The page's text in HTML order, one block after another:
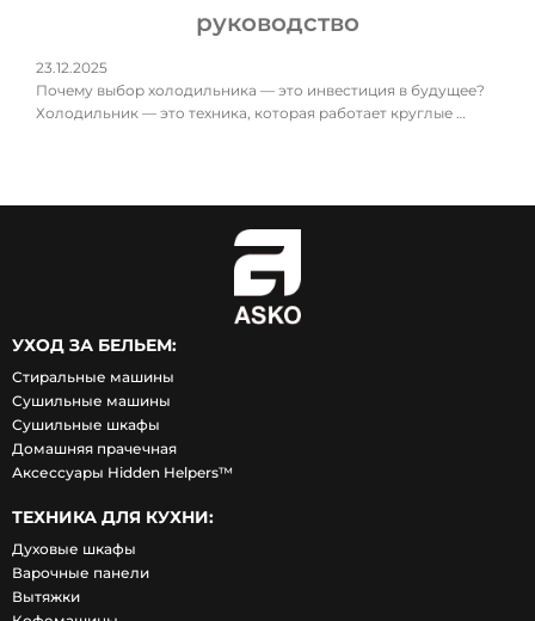
руководство
23.12.2025
Почему выбор холодильника — это инвестиция в будущее?
Холодильник — это техника, которая работает круглые …
УХОД ЗА БЕЛЬЕМ:
Стиральные машины
Сушильные машины
Сушильные шкафы
Домашняя прачечная
Аксессуары Hidden Helpers™
ТЕХНИКА ДЛЯ КУХНИ:
Духовые шкафы
Варочные панели
Вытяжки